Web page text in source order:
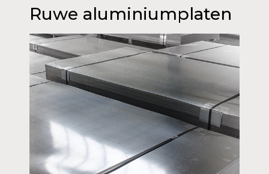
Ruwe aluminiumplaten